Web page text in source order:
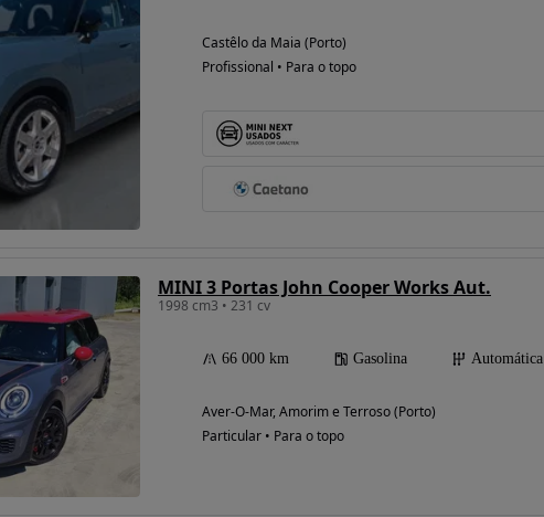
Castêlo da Maia (Porto)
Profissional • Para o topo
MINI 3 Portas John Cooper Works Aut.
1998 cm3 • 231 cv
66 000 km Gasolina Automática
Aver-O-Mar, Amorim e Terroso (Porto)
Particular • Para o topo